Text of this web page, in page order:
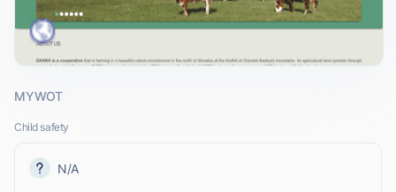
MYWOT
Child safety
N/A